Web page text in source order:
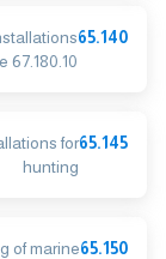
65.140
67.180.10
65.145
for
hunting
65.150
of marine